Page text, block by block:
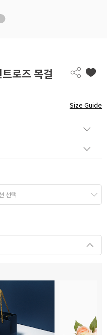
로즈 목걸
Size Guide